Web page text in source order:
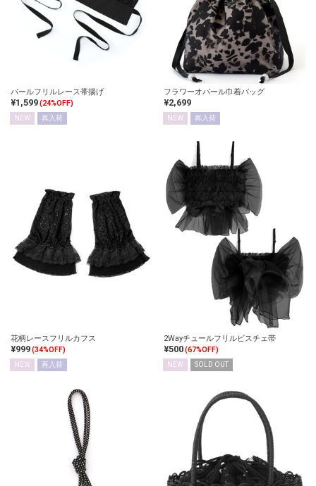
パールフリルレース帯揚げ
¥1,599(24%OFF)
NEW
再入荷
フラワーオパール巾着バッグ
¥2,699
NEW 再入荷
花柄レースフリルカフス
¥999(34%OFF)
NEW
再入荷
2Wayチュールフリルビスチェ帯
¥500(67%OFF)
NEW
SOLD OUT